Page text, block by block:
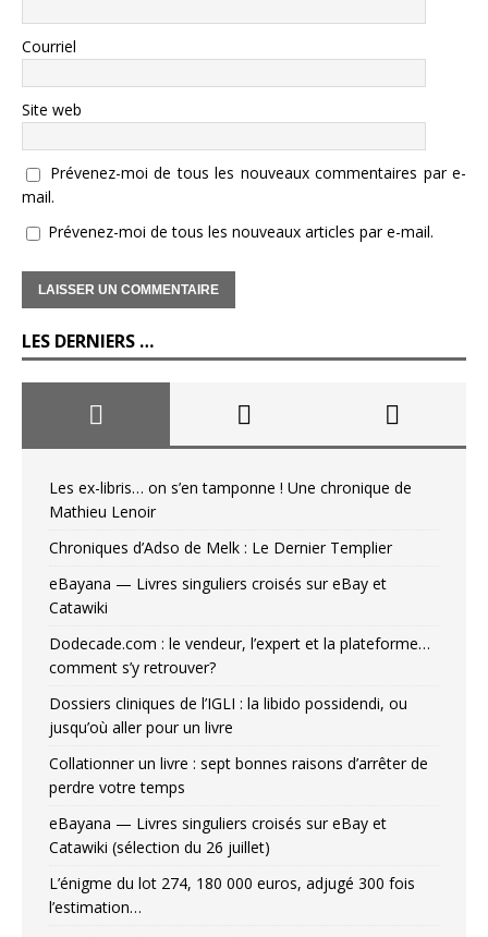
Courriel
Site web
Prévenez-moi de tous les nouveaux commentaires par e-
mail.
Prévenez-moi de tous les nouveaux articles par e-mail.
LES DERNIERS …
Les ex-libris… on s’en tamponne ! Une chronique de
Mathieu Lenoir
Chroniques d’Adso de Melk : Le Dernier Templier
eBayana — Livres singuliers croisés sur eBay et
Catawiki
Dodecade.com : le vendeur, l’expert et la plateforme…
comment s’y retrouver?
Dossiers cliniques de l’IGLI : la libido possidendi, ou
jusqu’où aller pour un livre
Collationner un livre : sept bonnes raisons d’arrêter de
perdre votre temps
eBayana — Livres singuliers croisés sur eBay et
Catawiki (sélection du 26 juillet)
L’énigme du lot 274, 180 000 euros, adjugé 300 fois
l’estimation…